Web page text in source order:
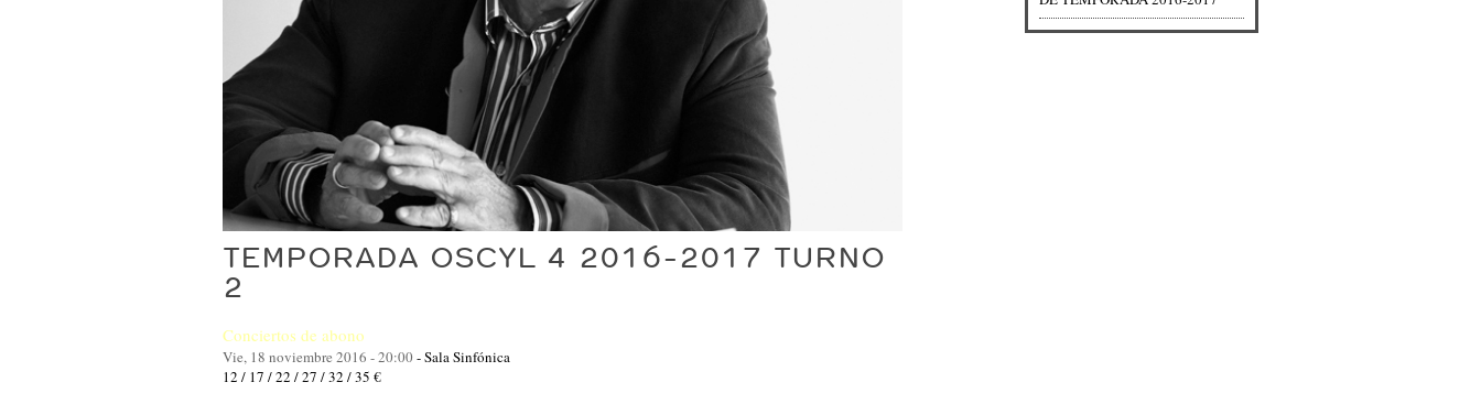
TEMPORADA OSCYL 4 2016-2017 TURNO
2
Conciertos de abono
Vie, 18 noviembre 2016 - 20:00-Sala Sinfónica
12 / 17 / 22 / 27 / 32 / 35 €